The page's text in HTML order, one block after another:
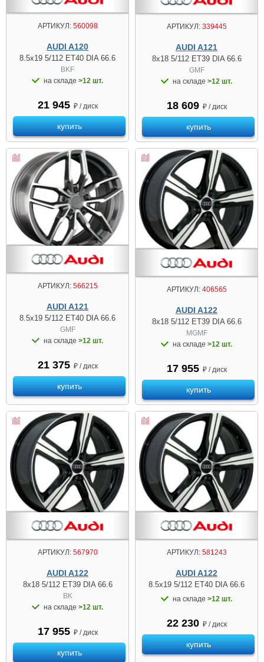
АРТИКУЛ:560098
AUDI A120
8.5x19 5/112 ET40 DIA 66.6
BKF
на складе >12 шт.
21 945 ₽ / диск
купить
АРТИКУЛ:339445
AUDI A121
8x18 5/112 ET39 DIA 66.6
GMF
на складе >12 шт.
18 609 ₽ / диск
купить
АРТИКУЛ:566215
AUDI A121
8.5x19 5/112 ET40 DIA 66.6
GMF
на складе >12 шт.
21 375 ₽ / диск
купить
АРТИКУЛ:406565
AUDI A122
8x18 5/112 ET39 DIA 66.6
MGMF
на складе >12 шт.
17 955 ₽ / диск
купить
АРТИКУЛ:567970
AUDI A122
8x18 5/112 ET39 DIA 66.6
BK
на складе >12 шт.
17 955 ₽ / диск
купить
АРТИКУЛ:581243
AUDI A122
8.5x19 5/112 ET40 DIA 66.6
на складе >12 шт.
22 230 ₽ / диск
купить